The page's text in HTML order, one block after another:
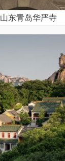
山东青岛华严寺